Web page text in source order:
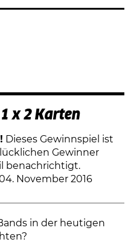
x 2 Karten
Dieses Gewinnspiel ist
Gewinner
benachrichtigt.
November 2016
in der heutigen